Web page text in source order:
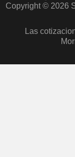
Copyright © 2026
Las